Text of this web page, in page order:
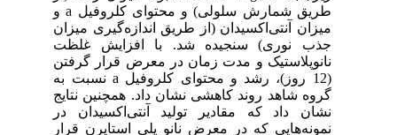
طریق شمارش سلولی) و محتوای کلروفیل a و
میزان آنتی‌اکسیدان (از طریق اندازه‌گیری میزان
جذب نوری) سنجیده شد. با افزایش غلظت
نانوپلاستیک و مدت زمان در معرض قرار گرفتن
(12 روز)، رشد و محتوای کلروفیل a نسبت به
گروه شاهد روند کاهشی نشان داد. همچنین نتایج
نشان داد که مقادیر تولید آنتی‌اکسیدان در
نمونه‌هایی که در معرض نانو پلی استایرن قرار